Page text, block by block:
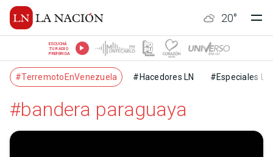
20°
ESCUCHÁ
TU RADIO
PREFERIDA
#TerremotoEnVenezuela #Hacedores LN #Especiales LN
#bandera paraguaya